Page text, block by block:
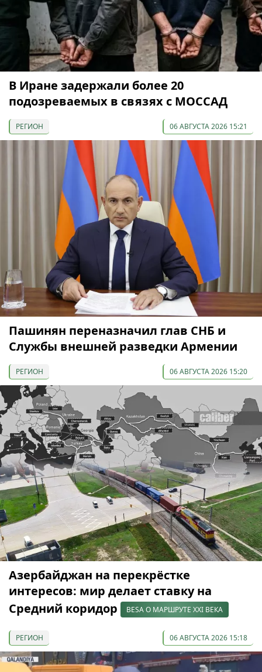
В Иране задержали более 20
подозреваемых в связях с МОССАД
РЕГИОН 06 АВГУСТА 2026 15:21
Пашинян переназначил глав СНБ и
Службы внешней разведки Армении
РЕГИОН 06 АВГУСТА 2026 15:20
Азербайджан на перекрёстке
интересов: мир делает ставку на
Средний коридор
BESA О МАРШРУТЕ XXI ВЕКА
РЕГИОН 06 АВГУСТА 2026 15:18